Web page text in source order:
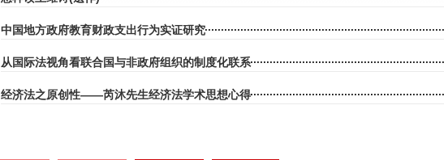
中国地方政府教育财政支出行为实证研究
从国际法视角看联合国与非政府组织的制度化联系
经济法之原创性——芮沐先生经济法学术思想心得